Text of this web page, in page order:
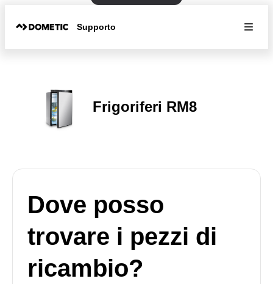
Supporto
Frigoriferi RM8
Dove posso
trovare i pezzi di
ricambio?